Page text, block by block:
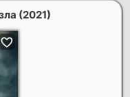
(2021)